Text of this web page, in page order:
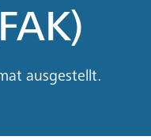
ausgestellt.